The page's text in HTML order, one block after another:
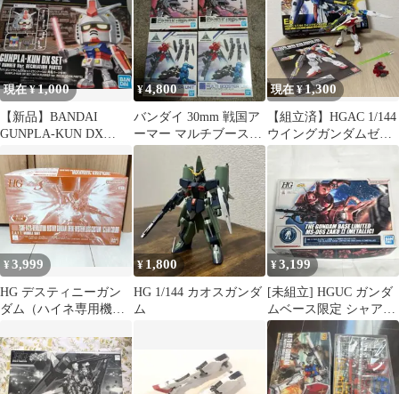
現在 ¥1,000
【新品】BANDAI
GUNPLA-KUN DX
¥4,800
バンダイ 30mm 戦国ア
ーマー マルチブースタ
ーユニット ガンプラ
現在 ¥1,300
【組立済】HGAC 1/144
ウイングガンダムゼロ
ソリッドクリア
¥3,999
HG デスティニーガン
ダム（ハイネ専用機）
¥ 1,800
HG 1/144 カオスガンダ
ム
¥3,199
[未組立] HGUC ガンダ
ムベース限定 シャア専
用ザクII メタリック ざ
く2